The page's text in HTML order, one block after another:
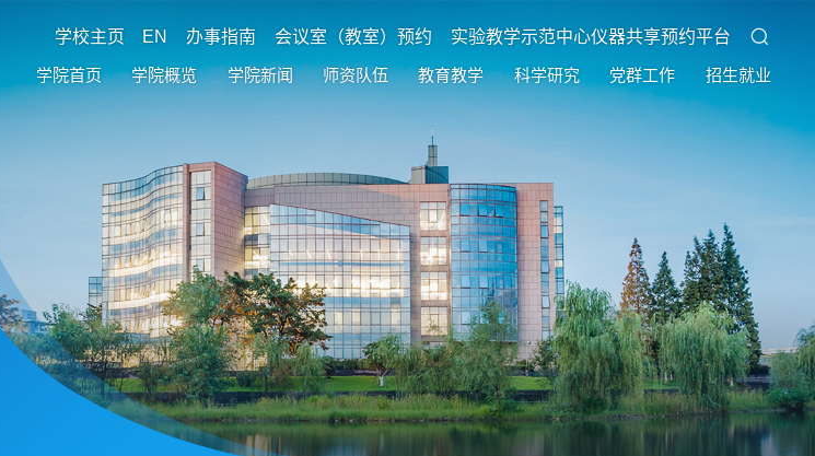
学校主页 EN 办事指南 会议室（教室）预约 实验教学示范中心仪器共享预约平台
学院首页 学院概览 学院新闻 师资队伍 教育教学 科学研究 党群工作 招生就业